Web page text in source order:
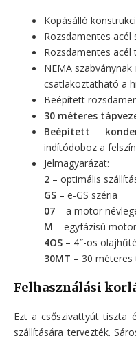
Kopásálló
Rozsdamentes acél
Rozsdamentes acél
NEMA
csatlakoztatható a
Beépített
30 méteres
Beépített
indítódoboz a
Jelmagyarázat:
2– optimális
GS– e-GS széria
07– a motor
M – egyfázisú
4OS– 4″-os
30MT – 30 méteres
Felhasználási
Ezt a csőszivattyút tiszta
szállítására tervezték.